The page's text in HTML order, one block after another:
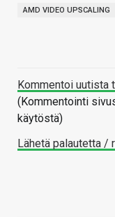
AMD VIDEO UPSCALING
Kommentoi uutista
(Kommentointi
käytöstä)
Lähetä palautetta /